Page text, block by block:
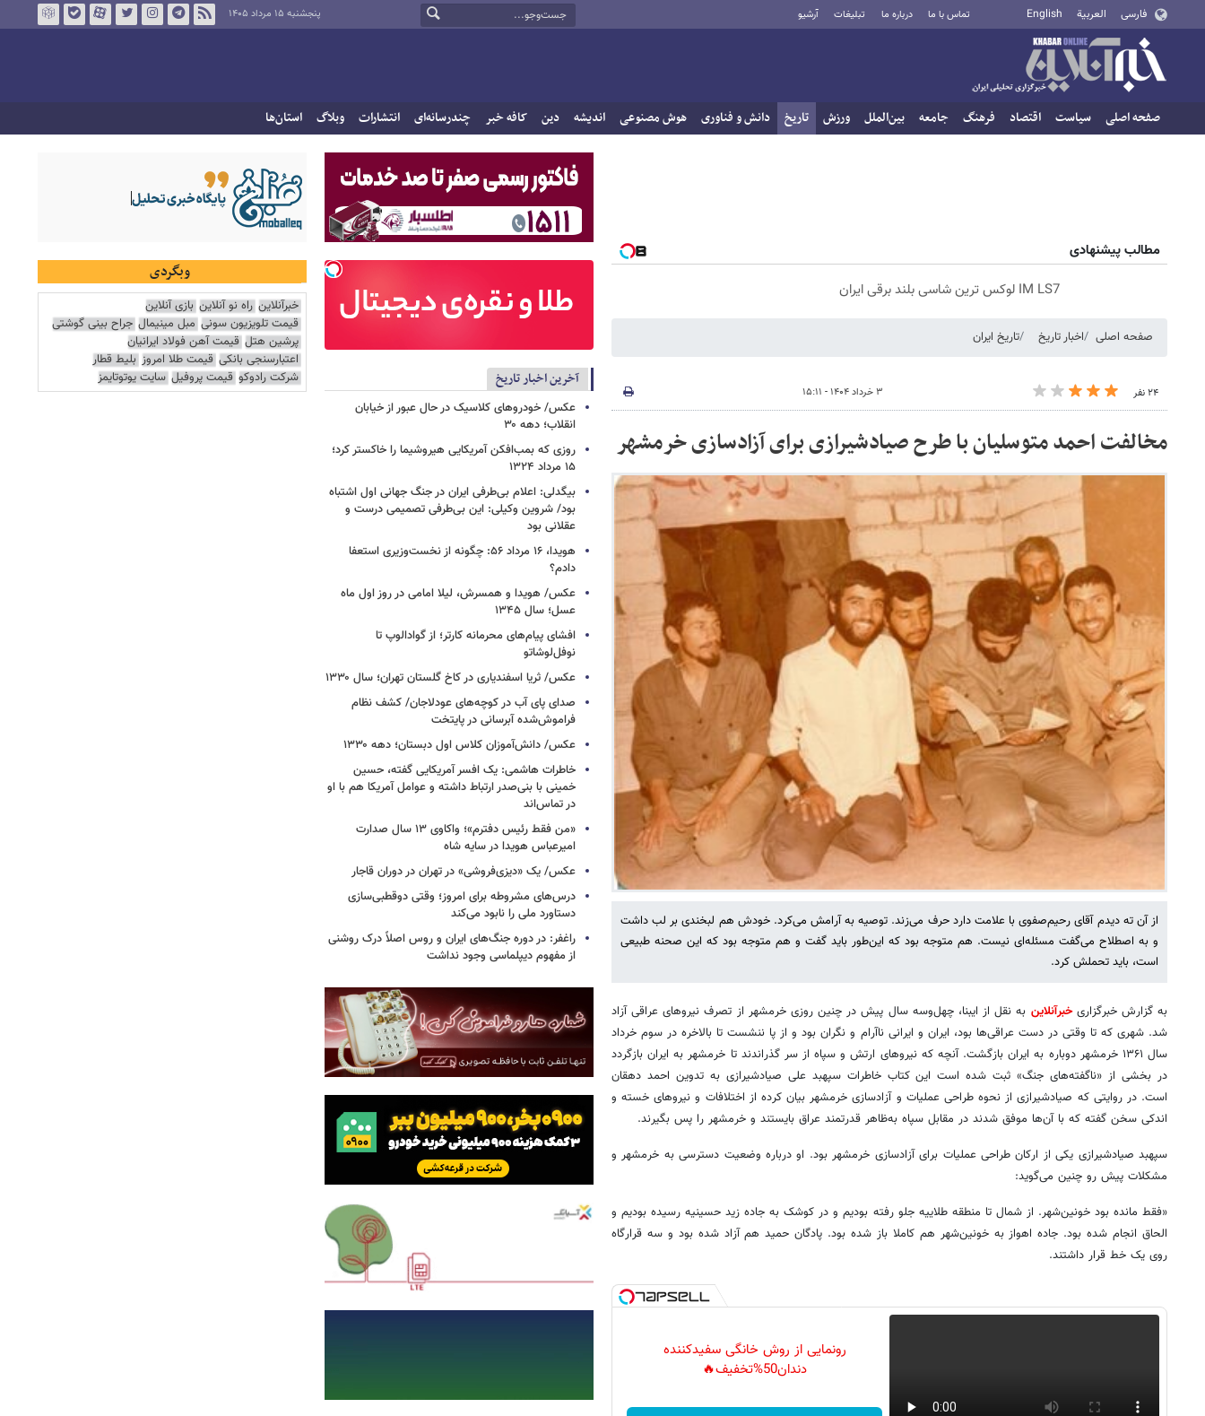
فارسی العربية English تماس با ما درباره ما تبلیغات آرشیو پنجشنبه ۱۵ مرداد ۱۴۰۵
صفحه اصلی سیاست اقتصاد فرهنگ جامعه بین‌الملل ورزش تاریخ دانش و فناوری هوش مصنوعی اندیشه دین کافه خبر چندرسانه‌ای انتشارات وبلاگ استان‌ها
مطالب پیشنهادی
IM LS7 لوکس ترین شاسی بلند برقی ایران
صفحه اصلی اخبار تاریخ تاریخ ایران
۲۴ نفر ۳ خرداد ۱۴۰۴ - ۱۵:۱۱
مخالفت احمد متوسلیان با طرح صیادشیرازی برای آزادسازی خرمشهر
از آن ته دیدم آقای رحیم‌صفوی با علامت دارد حرف می‌زند. توصیه به آرامش می‌کرد. خودش هم لبخندی بر لب داشت
و به اصطلاح می‌گفت مسئله‌ای نیست. هم متوجه بود که این‌طور باید گفت و هم متوجه بود که این صحنه طبیعی
است، باید تحملش کرد.
به گزارش خبرگزاریخبرآنلاین به نقل از ایبنا، چهل‌وسه سال پیش در چنین روزی خرمشهر از تصرف نیروهای عراقی آزاد
شد. شهری که تا وقتی در دست عراقی‌ها بود، ایران و ایرانی ناآرام و نگران بود و از پا ننشست تا بالاخره در سوم خرداد
سال ۱۳۶۱ خرمشهر دوباره به ایران بازگشت. آنچه که نیروهای ارتش و سپاه از سر گذراندند تا خرمشهر به ایران بازگردد
در بخشی از «ناگفته‌های جنگ» ثبت شده است این کتاب خاطرات سپهبد علی صیادشیرازی به تدوین احمد دهقان
است. در روایتی که صیادشیرازی از نحوه طراحی عملیات و آزادسازی خرمشهر بیان کرده از اختلافات و نیروهای خسته و
اندکی سخن گفته که با آن‌ها موفق شدند در مقابل سپاه به‌ظاهر قدرتمند عراق بایستند و خرمشهر را پس بگیرند.
سپهبد صیادشیرازی یکی از ارکان طراحی عملیات برای آزادسازی خرمشهر بود. او درباره وضعیت دسترسی به خرمشهر و
مشکلات پیش رو چنین می‌گوید:
«فقط مانده بود خونین‌شهر. از شمال تا منطقه طلاییه جلو رفته بودیم و در کوشک به جاده زید حسینیه رسیده بودیم و
الحاق انجام شده بود. جاده اهواز به خونین‌شهر هم کاملا باز شده بود. پادگان حمید هم آزاد شده بود و سه قرارگاه
روی یک خط قرار داشتند.
رونمایی از روش خانگی سفیدکننده
دندان50%تخفیف🔥
آخرین اخبار تاریخ
عکس/ خودروهای کلاسیک در حال عبور از خیابان
انقلاب؛ دهه ۳۰
روزی که بمب‌افکن آمریکایی هیروشیما را خاکستر کرد؛
۱۵ مرداد ۱۳۲۴
بیگدلی: اعلام بی‌طرفی ایران در جنگ جهانی اول اشتباه
بود/ شروین وکیلی: این بی‌طرفی تصمیمی درست و
عقلانی بود
هویدا، ۱۶ مرداد ۵۶: چگونه از نخست‌وزیری استعفا
دادم؟
عکس/ هویدا و همسرش، لیلا امامی در روز اول ماه
عسل؛ سال ۱۳۴۵
افشای پیام‌های محرمانه کارتر؛ از گوادالوپ تا
نوفل‌لوشاتو
عکس/ ثریا اسفندیاری در کاخ گلستان تهران؛ سال ۱۳۳۰
صدای پای آب در کوچه‌های عودلاجان/ کشف نظام
فراموش‌شده آبرسانی در پایتخت
عکس/ دانش‌آموزان کلاس اول دبستان؛ دهه ۱۳۳۰
خاطرات هاشمی: یک افسر آمریکایی‌ گفته، حسین
خمینی با بنی‌صدر ارتباط داشته و عوامل‌ آمریکا هم با او
در تماس‌اند
«من فقط رئیس دفترم»؛ واکاوی ۱۳ سال صدارت
امیرعباس هویدا در سایه شاه
عکس/ یک «دیزی‌فروشی» در تهران در دوران قاجار
درس‌های مشروطه برای امروز؛ وقتی دوقطبی‌سازی
دستاورد ملی را نابود می‌کند
راغفر: در دوره جنگ‌های ایران و روس اصلاً درک روشنی
از مفهوم دیپلماسی وجود نداشت
وبگردی
خبرآنلاین راه نو آنلاین بازی آنلاین
قیمت تلویزیون سونی مبل مینیمال جراح بینی گوشتی
پرشین هتل قیمت آهن فولاد ایرانیان
اعتبارسنجی بانکی قیمت طلا امروز بلیط قطار
شرکت رادوکو قیمت پروفیل سایت یوتوتایمز